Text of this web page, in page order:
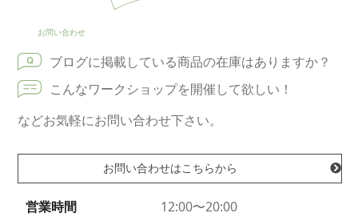
お問い合わせ
ブログに掲載している商品の在庫はありますか？
こんなワークショップを開催して欲しい！
などお気軽にお問い合わせ下さい。
お問い合わせはこちらから
営業時間
12:00〜20:00